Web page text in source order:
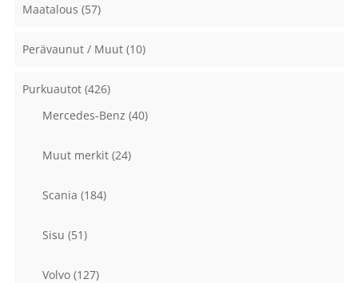
Maatalous (57)
Perävaunut / Muut (10)
Purkuautot (426)
Mercedes-Benz (40)
Muut merkit (24)
Scania (184)
Sisu (51)
Volvo (127)